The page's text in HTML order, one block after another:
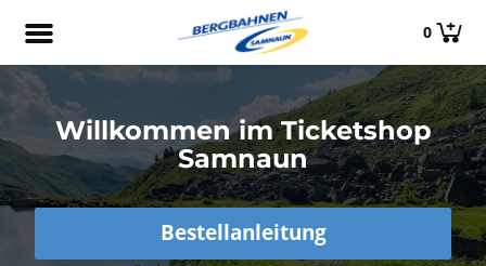
0
Willkommen im Ticketshop
Samnaun
Bestellanleitung